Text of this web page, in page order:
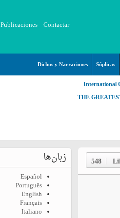
Contactar
Publicaciones
Súplicas
Dichos y Narraciones
International
THE
548 زبان‌ها
Español
Português
English
Français
Italiano